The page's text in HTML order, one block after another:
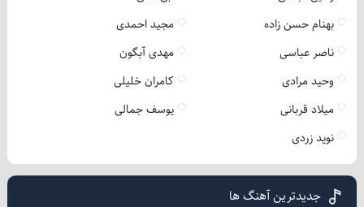
بهنام حسن زاده
مجید احمدی
ناصر عباسی
مهدی آبگون
وحید مرادی
کامران خلیلی
میلاد قربانی
یوسف جمالی
نوید زردی
جدیدترین آهنگ ها